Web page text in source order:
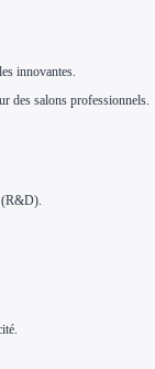
innovantes.
des salons professionnels.
(R&D).